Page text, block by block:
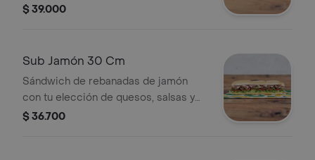
de quesos, salsas y vegetales
$ 39.000
Sub Jamón 30 Cm
Sándwich de rebanadas de jamón
con tu elección de quesos, salsas y
vegetales frescos.
$ 36.700